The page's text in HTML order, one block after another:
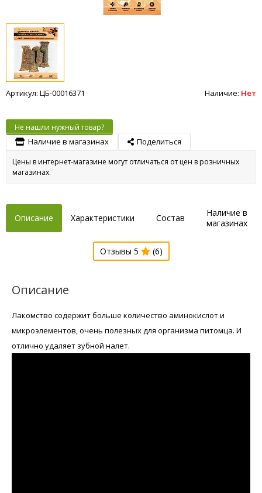
Артикул: ЦБ-00016371 Наличие: Нет
Не нашли нужный товар?
Наличие в магазинах Поделиться
Цены в интернет-магазине могут отличаться от цен в розничных
магазинах.
Описание Характеристики Состав
Наличие в
магазинах
Отзывы 5 (6)
Описание
Лакомство содержит больше количество аминокислот и
микроэлементов, очень полезных для организма питомца. И
отлично удаляет зубной налет.